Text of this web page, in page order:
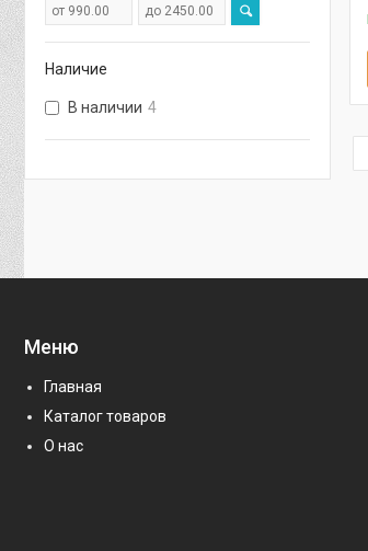
Наличие
В наличии 4
Меню
Главная
Каталог товаров
О нас